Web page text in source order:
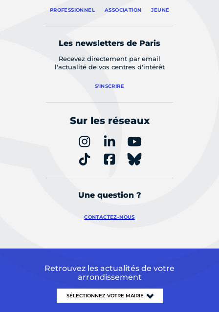
PROFESSIONNEL ASSOCIATION JEUNE
Les newsletters de Paris
Recevez directement par email
l'actualité de vos centres d'intérêt
S'INSCRIRE
Sur les réseaux
Une question ?
CONTACTEZ-NOUS
Retrouvez les actualités de votre
arrondissement